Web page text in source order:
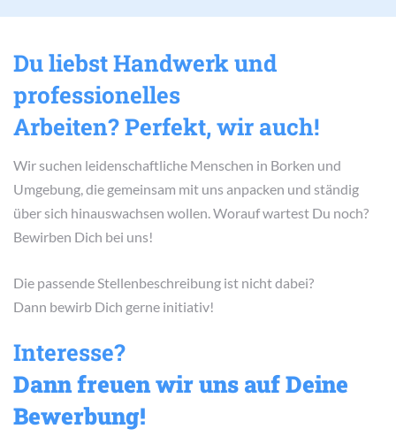
Du liebst Handwerk und
professionelles
Arbeiten? Perfekt, wir auch!
Wir suchen leidenschaftliche Menschen in Borken und
Umgebung, die gemeinsam mit uns anpacken und ständig
über sich hinauswachsen wollen. Worauf wartest Du noch?
Bewirben Dich bei uns!
Die passende Stellenbeschreibung ist nicht dabei?
Dann bewirb Dich gerne initiativ!
Interesse?
Dann freuen wir uns auf Deine
Bewerbung!